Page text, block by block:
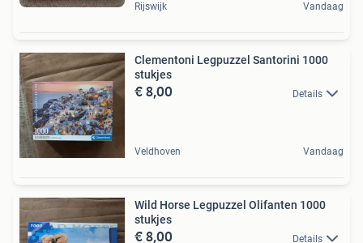
Rijswijk Vandaag
Clementoni Legpuzzel Santorini 1000
stukjes
€ 8,00 Details
Veldhoven Vandaag
Wild Horse Legpuzzel Olifanten 1000
stukjes
€ 8,00 Details